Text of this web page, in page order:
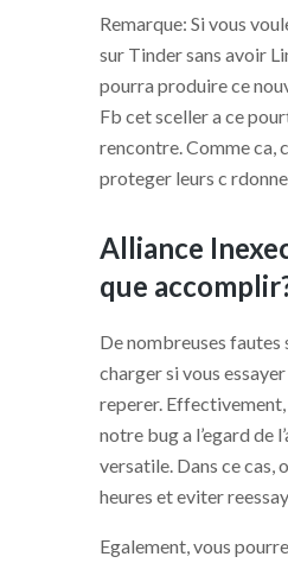
Remarque: Si vous
sur Tinder sans avoir
pourra produire ce
Fb cet sceller a ce
rencontre. Comme ca,
proteger leurs c
Alliance
que
De nombreuses fautes
charger si vous
reperer. Effectivement,
notre bug a l’egard de
versatile. Dans ce cas,
heures et eviter
Egalement, vous